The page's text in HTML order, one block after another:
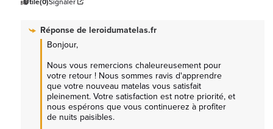
Réponse deleroidumatelas.fr
Bonjour,
Nous vous remercions chaleureusement pour
votre retour ! Nous sommes ravis d'apprendre
que votre nouveau matelas vous satisfait
pleinement. Votre satisfaction est notre priorité, et
nous espérons que vous continuerez à profiter
de nuits paisibles.